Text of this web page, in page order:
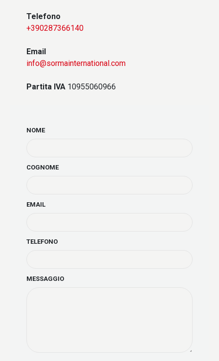
Telefono
+390287366140
Email
info@sormainternational.com
Partita IVA 10955060966
NOME
COGNOME
EMAIL
TELEFONO
MESSAGGIO